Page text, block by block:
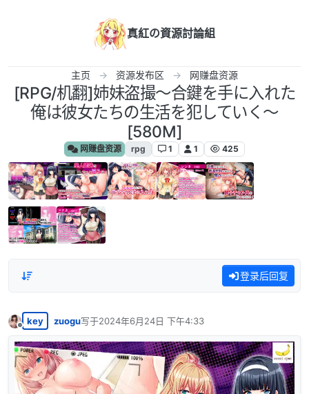
真紅の資源討論組
主页 资源发布区 网赚盘资源
[RPG/机翻]姉妹盗撮～合鍵を手に入れた
俺は彼女たちの生活を犯していく～
[580M]
网赚盘资源 rpg 1 1 425
登录后回复
离线
key zuogu写于2024年6月24日 下午4:33
最后由 编辑